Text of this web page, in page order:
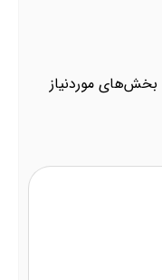
بخش‌های موردنیاز